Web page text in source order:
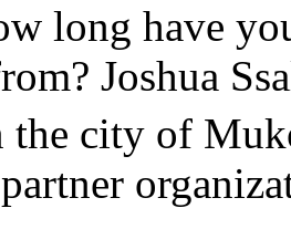
long have
Joshua
the city of